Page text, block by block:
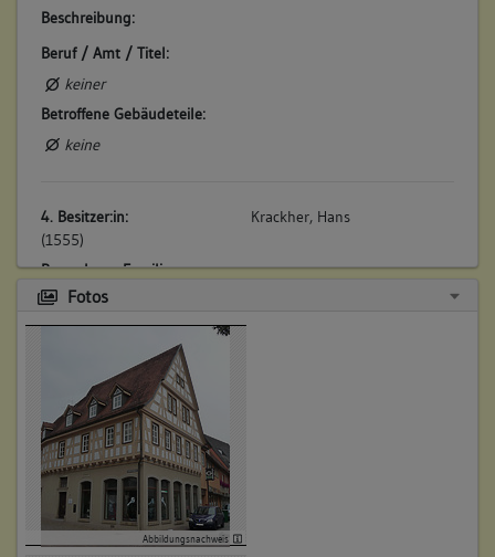
7. Bauphase:
(1865)
Einrichtung eines Kaufladens durch Tuchhändler Kohler. (a)
Betroffene Gebäudeteile:
Beschreibung:
Beruf / Amt / Titel:
keiner
Betroffene Gebäudeteile:
keine
4. Besitzer:in:
(1555)
Krackher, Hans
Bemerkung Familie:
Bemerkung Besitz:
Beschreibung:
Beruf / Amt / Titel:
keiner
Betroffene Gebäudeteile:
keine
Fotos
Abbildungsnachweis